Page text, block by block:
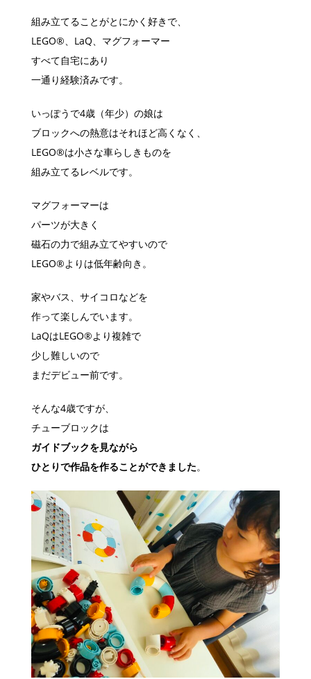
組み立てることがとにかく好きで、
LEGO®︎、LaQ、マグフォーマー
すべて自宅にあり
一通り経験済みです。
いっぽうで4歳（年少）の娘は
ブロックへの熱意はそれほど高くなく、
LEGO®︎は小さな車らしきものを
組み立てるレベルです。
マグフォーマーは
パーツが大きく
磁石の力で組み立てやすいので
LEGO®︎よりは低年齢向き。
家やバス、サイコロなどを
作って楽しんでいます。
LaQはLEGO®︎より複雑で
少し難しいので
まだデビュー前です。
そんな4歳ですが、
チューブロックは
ガイドブックを見ながら
ひとりで作品を作ることができました。